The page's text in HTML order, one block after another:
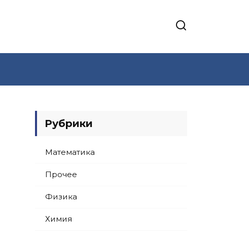
Рубрики
Математика
Прочее
Физика
Химия